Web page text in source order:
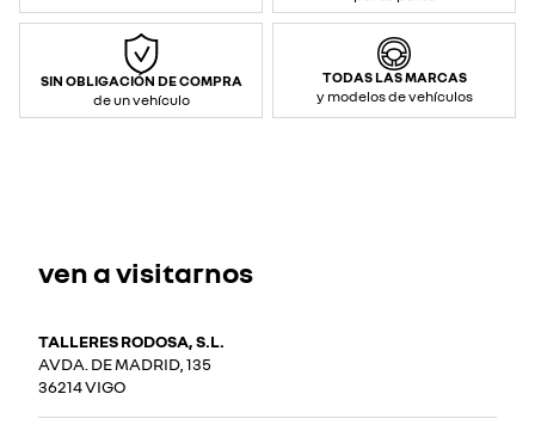
SIN OBLIGACIÓN DE COMPRA
de un vehículo
TODAS LAS MARCAS
y modelos de vehículos
ven a visitarnos
TALLERES RODOSA, S.L.
AVDA. DE MADRID, 135
36214 VIGO